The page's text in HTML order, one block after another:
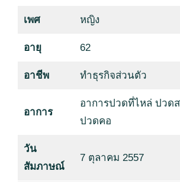
เพศ หญิง
อายุ 62
อาชีพ ทำธุรกิจส่วนตัว
อาการ
อาการปวดที่ไหล่ ปวด
ปวดคอ
วัน
สัมภาษณ์
7 ตุลาคม 2557